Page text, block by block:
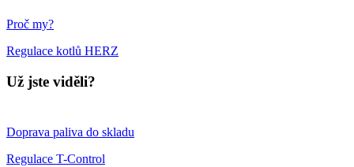
Proč my?
Regulace kotlů HERZ
Už jste viděli?
Doprava paliva do skladu
Regulace T-Control